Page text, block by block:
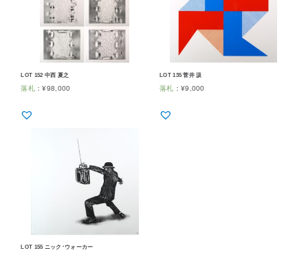
LOT 152 中西 夏之
落札 ：¥98,000
LOT 135 菅井 汲
落札 ： ¥9,000
LOT 155 ニック･ウォーカー